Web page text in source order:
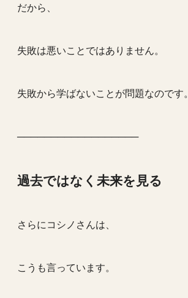
だから、
失敗は悪いことではありません。
失敗から学ばないことが問題なのです。
──────────────────
過去ではなく未来を見る
さらにコシノさんは、
こうも言っています。